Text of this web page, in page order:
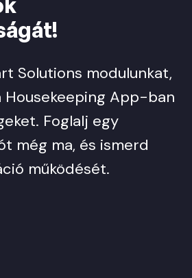
Solutions modulunkat,
Housekeeping App-ban
Foglalj egy
még ma, és ismerd
működését.